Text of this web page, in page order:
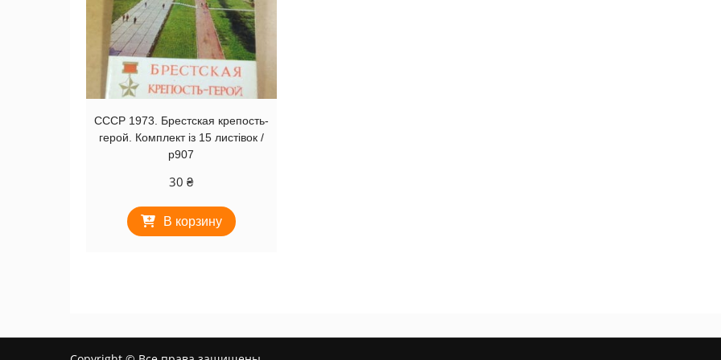
СССР 1973. Брестская крепость-
герой. Комплект із 15 листівок /
р907
30₴
В корзину